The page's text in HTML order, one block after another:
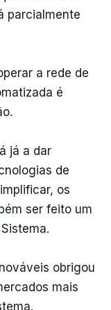
parcialmente
a rede de
é
já a dar
de
os
ser feito um
obrigou
mais